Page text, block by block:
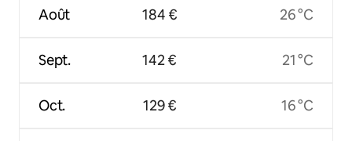
Août
Sept.
Oct.
184 €
142 €
129 €
26 °C
21 °C
16 °C